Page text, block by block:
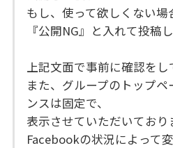
もし、使って欲しくない場
『公開NG』と入れて投稿
上記文面で事前に確認をし
また、グループのトップ
ンスは固定で、
表示させていただいており
Facebookの状況によって